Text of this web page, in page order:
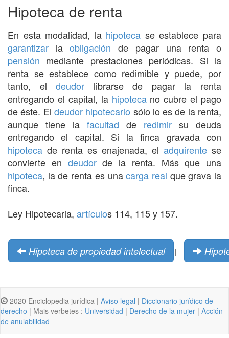
Hipoteca de renta
En esta modalidad, la hipoteca se establece para
garantizar laobligación de pagar una renta o
pensión mediante prestaciones periódicas. Si la
renta se establece como redimible y puede, por
tanto, eldeudor librarse de pagar la renta
entregando el capital, la hipotecano cubre el pago
de éste. El deudor hipotecario sólo lo es de la renta,
aunque tiene la facultad de redimir su deuda
entregando el capital. Si la finca gravada con
hipoteca de renta es enajenada, el adquirente se
convierte en deudorde la renta. Más que una
hipoteca, la de renta es unacarga real que grava la
finca.
Ley Hipotecaria, artículos 114, 115 y 157.
Hipoteca de propiedad intelectual |
2020 Enciclopedia jurídica | Aviso legal | Diccionario jurídico de
derecho | Mais verbetes : Universidad | Derecho de la mujer | Acción
de anulabilidad